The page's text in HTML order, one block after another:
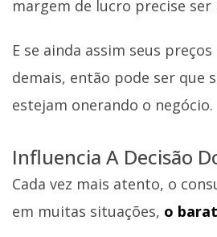
margem de lucro precise ser
E se ainda assim seus
demais, então pode ser que
estejam onerando o negócio.
Influencia A Decisão
Cada vez mais atento, o
em muitas situações, o